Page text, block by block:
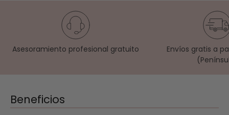
Asesoramiento profesional gratuito
Envíos gratis a
Beneficios